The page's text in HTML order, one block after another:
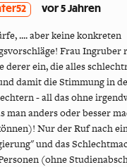
vor 5 Jahren
.... aber keine konkreten
Frau Ingruber
derer ein, die alles
damit die Stimmung in
- all das ohne
man anders oder besser
Nur der Ruf nach
und das
(ohne